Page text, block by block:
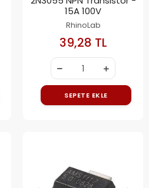
15A 100V
RhinoLab
39,28 TL
SEPETE EKLE